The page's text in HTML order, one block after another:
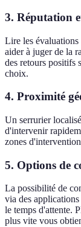
3. Réputation
Lire les évaluations
aider à juger de la
des retours positifs
choix.
4. Proximité
Un serrurier
d'intervenir
zones
5. Options de
La possibilité de
via des
le temps d'attente.
plus vite vous